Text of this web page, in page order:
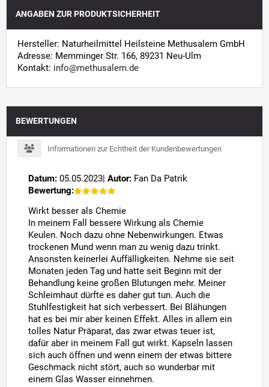
ANGABEN ZUR PRODUKTSICHERHEIT
Hersteller: Naturheilmittel Heilsteine Methusalem GmbH
Adresse: Memminger Str. 166, 89231 Neu-Ulm
Kontakt: info@methusalem.de
BEWERTUNGEN
Informationen zur Echtheit der Kundenbewertungen
Datum: 05.05.2023| Autor: Fan Da Patrik
Bewertung:
Wirkt besser als Chemie
In meinem Fall bessere Wirkung als Chemie
Keulen. Noch dazu ohne Nebenwirkungen. Etwas
trockenen Mund wenn man zu wenig dazu trinkt.
Ansonsten keinerlei Auffälligkeiten. Nehme sie seit
Monaten jeden Tag und hatte seit Beginn mit der
Behandlung keine großen Blutungen mehr. Meiner
Schleimhaut dürfte es daher gut tun. Auch die
Stuhlfestigkeit hat sich verbessert. Bei Blähungen
hat es bei mir aber keinen Effekt. Alles in allem ein
tolles Natur Präparat, das zwar etwas teuer ist,
dafür aber in meinem Fall gut wirkt. Kapseln lassen
sich auch öffnen und wenn einem der etwas bittere
Geschmack nicht stört, auch so wunderbar mit
einem Glas Wasser einnehmen.